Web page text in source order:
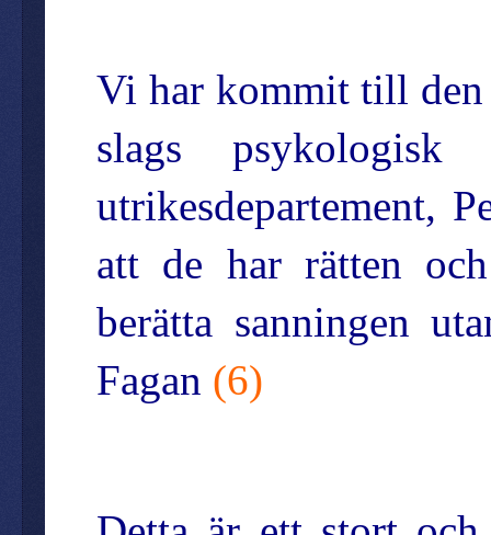
Vi har kommit till den
slags
utrikesdepartement,
att de har rätten
berätta sanningen
Fagan (6)